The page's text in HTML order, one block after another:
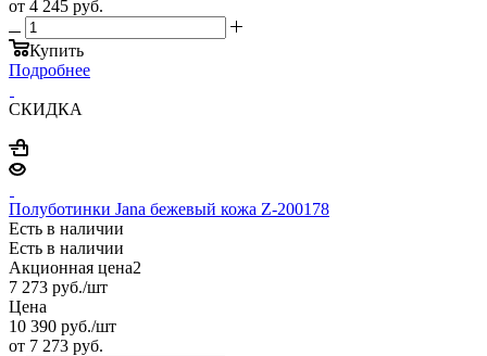
от 4 245 руб.
Купить
Подробнее
СКИДКА
Полуботинки Jana бежевый кожа Z-200178
Есть в наличии
Есть в наличии
Акционная цена2
7 273 руб./шт
Цена
10 390 руб./шт
от 7 273 руб.